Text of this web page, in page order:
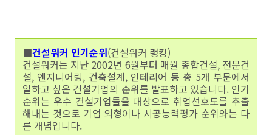
■건설워커 인기순위(건설워커 랭킹)
건설워커는 지난 2002년 6월부터 매월 종합건설, 전문건
설, 엔지니어링, 건축설계, 인테리어 등 총 5개 부문에서
일하고 싶은 건설기업의 순위를 발표하고 있습니다. 인기
순위는 우수 건설기업들을 대상으로 취업선호도를 추출
해내는 것으로 기업 외형이나 시공능력평가 순위와는 다
른 개념입니다.